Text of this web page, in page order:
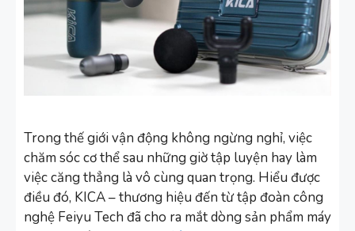
Trong thế giới vận động không ngừng nghỉ, việc
chăm sóc cơ thể sau những giờ tập luyện hay làm
việc căng thẳng là vô cùng quan trọng. Hiểu được
điều đó, KICA – thương hiệu đến từ tập đoàn công
nghệ Feiyu Tech đã cho ra mắt dòng sản phẩm máy